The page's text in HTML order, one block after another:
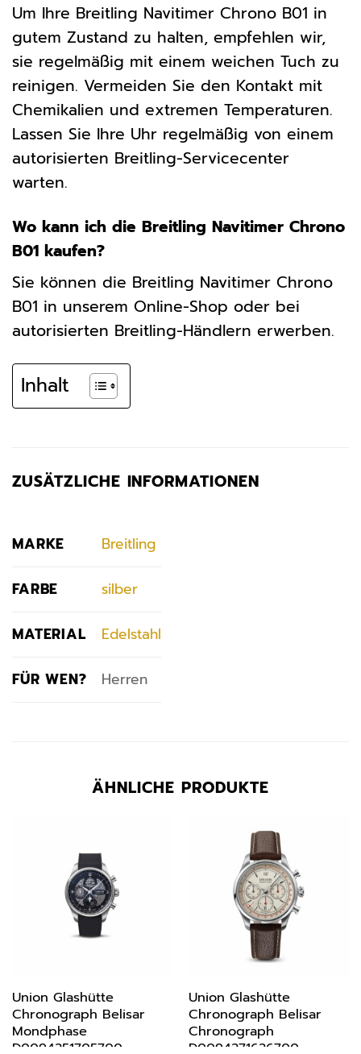
Um Ihre Breitling Navitimer Chrono B01 in
gutem Zustand zu halten, empfehlen wir,
sie regelmäßig mit einem weichen Tuch zu
reinigen. Vermeiden Sie den Kontakt mit
Chemikalien und extremen Temperaturen.
Lassen Sie Ihre Uhr regelmäßig von einem
autorisierten Breitling-Servicecenter
warten.
Wo kann ich die Breitling Navitimer Chrono
B01 kaufen?
Sie können die Breitling Navitimer Chrono
B01 in unserem Online-Shop oder bei
autorisierten Breitling-Händlern erwerben.
Inhalt
ZUSÄTZLICHE INFORMATIONEN
MARKE Breitling
FARBE silber
MATERIAL Edelstahl
FÜR WEN? Herren
ÄHNLICHE PRODUKTE
Union Glashütte
Chronograph Belisar
Mondphase
D0094251705700
Union Glashütte
Chronograph Belisar
Chronograph
D0094271626700